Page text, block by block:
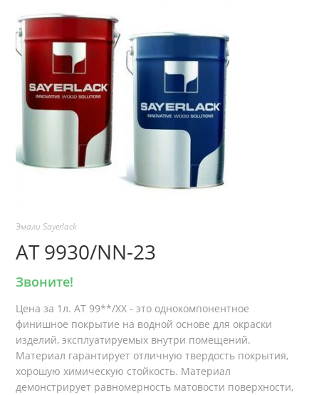
Эмали Sayerlack
AT 9930/NN-23
Звоните!
Цена за 1л. AT 99**/XX - это однокомпонентное
финишное покрытие на водной основе для окраски
изделий, эксплуатируемых внутри помещений.
Материал гарантирует отличную твердость покрытия,
хорошую химическую стойкость. Материал
демонстрирует равномерность матовости поверхности,